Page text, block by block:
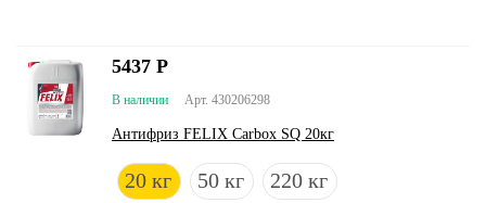
Арт. 430206298
В наличии
Антифриз FELIX Carbox SQ 20кг
20 кг 50 кг 220 кг
5437 Р